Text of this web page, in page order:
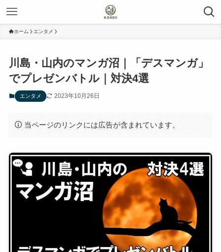
ホーム エンタメ
川島・山内のマンガ沼｜「デスマンガ」
でプレゼンバトル｜対決4選
エンタメ 2023年10月26日
当ページのリンクには広告が含まれています。